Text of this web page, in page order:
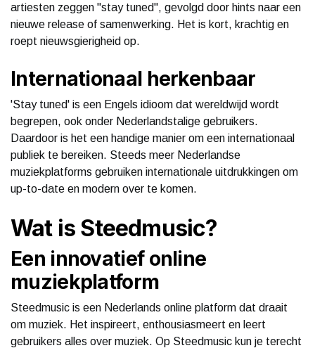
artiesten zeggen "stay tuned", gevolgd door hints naar een
nieuwe release of samenwerking. Het is kort, krachtig en
roept nieuwsgierigheid op.
Internationaal herkenbaar
'Stay tuned' is een Engels idioom dat wereldwijd wordt
begrepen, ook onder Nederlandstalige gebruikers.
Daardoor is het een handige manier om een internationaal
publiek te bereiken. Steeds meer Nederlandse
muziekplatforms gebruiken internationale uitdrukkingen om
up-to-date en modern over te komen.
Wat is Steedmusic?
Een innovatief online
muziekplatform
Steedmusic is een Nederlands online platform dat draait
om muziek. Het inspireert, enthousiasmeert en leert
gebruikers alles over muziek. Op Steedmusic kun je terecht